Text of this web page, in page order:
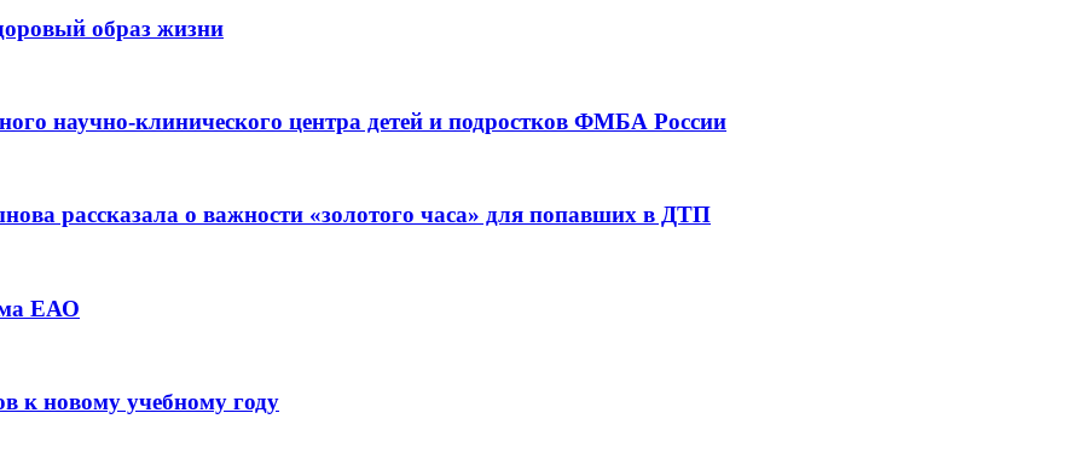
образ жизни
научно-клинического центра детей и подростков ФМБА России
рассказала о важности «золотого часа» для попавших в ДТП
ЕАО
к новому учебному году